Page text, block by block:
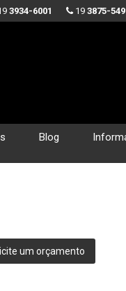
19 3875-
3934-6001
Blog
um orçamento